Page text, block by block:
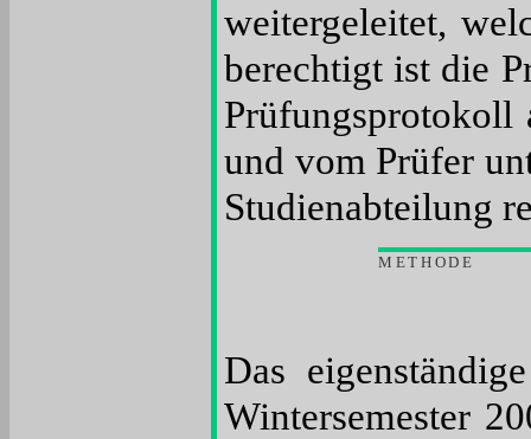
weitergeleitet,
berechtigt ist die
Prüfungsprotokoll
und vom Prüfer
Studienabteilung
METHODE
Das
Wintersemester